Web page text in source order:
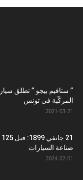
المركّبة في تونس
2021-03-21
صناعة السيارات
2024-02-01